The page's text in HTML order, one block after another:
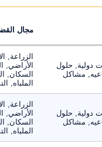
مجال
دولية, حلول
مشاكل
الزراعة,
الأراضي,
السكان,
الملباه,
دولية, حلول
مشاكل
الزراعة,
الأراضي,
السكان,
الملباه,